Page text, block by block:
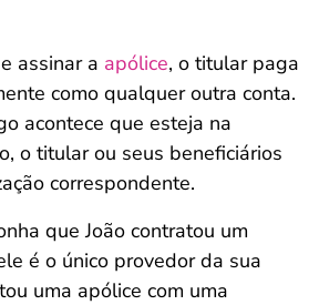
assinar a apólice, o titular paga
como qualquer outra conta.
acontece que esteja na
o titular ou seus beneficiários
correspondente.
que João contratou um
é o único provedor da sua
uma apólice com uma